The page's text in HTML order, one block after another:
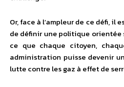
Or, face à l’ampleur de ce défi, il
de définir une politique orientée
ce que chaque citoyen,
administration puisse devenir
lutte contre les gaz à effet de